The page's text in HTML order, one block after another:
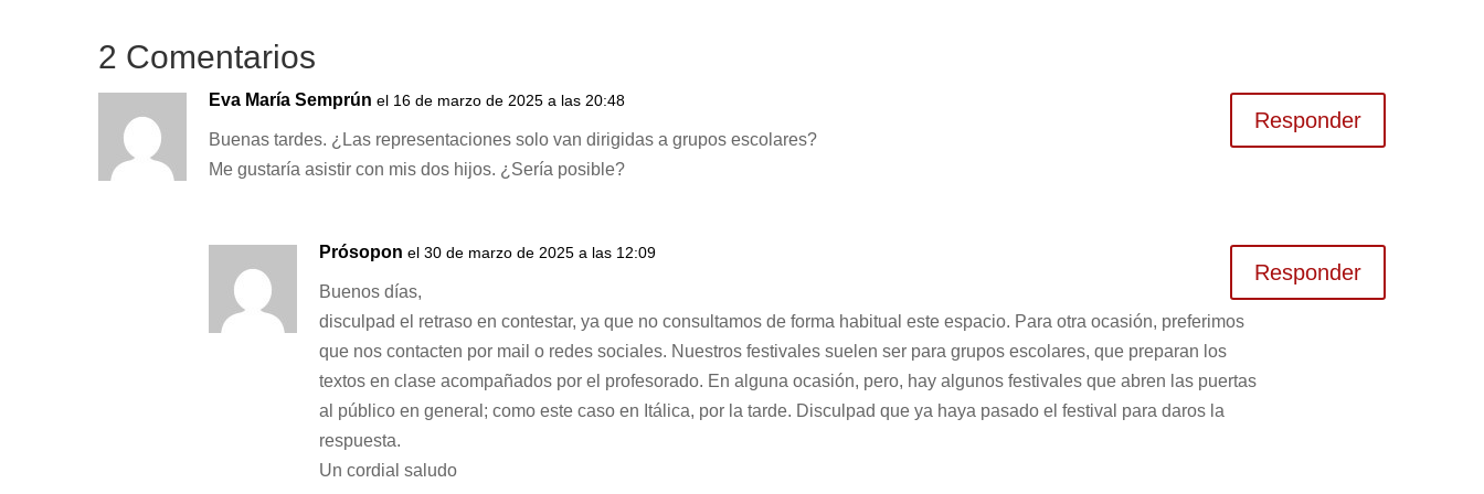
2 Comentarios
Eva María Semprún el 16 de marzo de 2025 a las 20:48
Buenas tardes. ¿Las representaciones solo van dirigidas a grupos escolares?
Me gustaría asistir con mis dos hijos. ¿Sería posible?
Responder
Prósopon el 30 de marzo de 2025 a las 12:09
Buenos días,
disculpad el retraso en contestar, ya que no consultamos de forma habitual este espacio. Para otra ocasión, preferimos
que nos contacten por mail o redes sociales. Nuestros festivales suelen ser para grupos escolares, que preparan los
textos en clase acompañados por el profesorado. En alguna ocasión, pero, hay algunos festivales que abren las puertas
al público en general; como este caso en Itálica, por la tarde. Disculpad que ya haya pasado el festival para daros la
respuesta.
Un cordial saludo
Responder